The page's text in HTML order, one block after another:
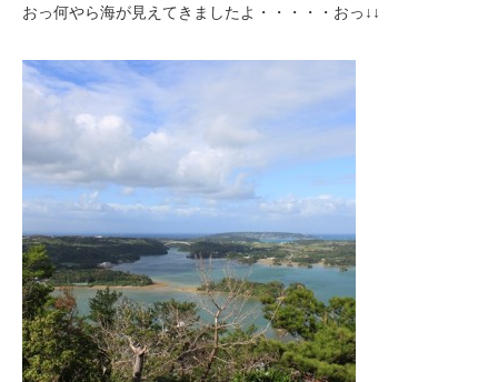
おっ何やら海が見えてきましたよ・・・・・おっ↓↓